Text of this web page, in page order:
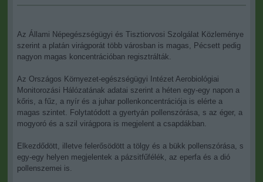
Az Állami Népegészségügyi és Tisztiorvosi Szolgálat Közleménye
szerint a platán virágporát több városban is magas, Pécsett pedig
nagyon magas koncentrációban regisztrálták.
Az Országos Környezet-egészségügyi Intézet Aerobiológiai
Monitorozási Hálózatának adatai szerint a héten egy-egy napon a
kőris, a fűz, a nyír és a juhar pollenkoncentrációja is elérte a
magas szintet. Folytatódott a gyertyán pollenszórása, s az éger, a
mogyoró és a szil virágpora is megjelent a csapdákban.
Elkezdődött, illetve felerősödött a tölgy és a bükk pollenszórása, s
egy-egy helyen megjelentek a pázsitfűfélék, az eperfa és a dió
pollenszemei is.